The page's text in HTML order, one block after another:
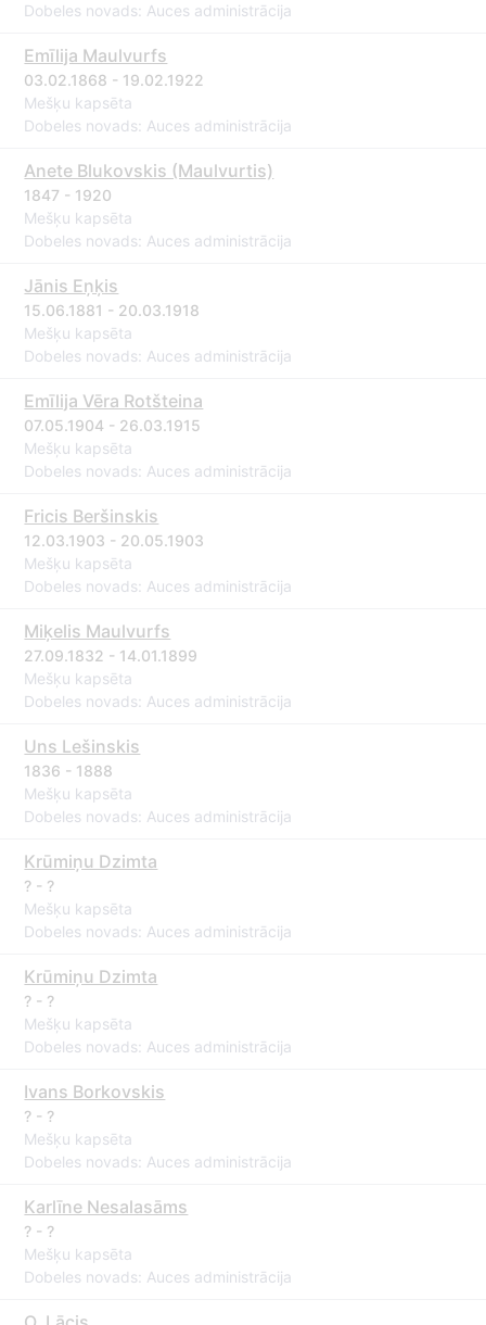
Dobeles novads: Auces administrācija
Emīlija Maulvurfs
03.02.1868 - 19.02.1922
Mešķu kapsēta
Dobeles novads: Auces administrācija
Anete Blukovskis (Maulvurtis)
1847 - 1920
Mešķu kapsēta
Dobeles novads: Auces administrācija
Jānis Eņķis
15.06.1881 - 20.03.1918
Mešķu kapsēta
Dobeles novads: Auces administrācija
Emīlija Vēra Rotšteina
07.05.1904 - 26.03.1915
Mešķu kapsēta
Dobeles novads: Auces administrācija
Fricis Beršinskis
12.03.1903 - 20.05.1903
Mešķu kapsēta
Dobeles novads: Auces administrācija
Miķelis Maulvurfs
27.09.1832 - 14.01.1899
Mešķu kapsēta
Dobeles novads: Auces administrācija
Uns Lešinskis
1836 - 1888
Mešķu kapsēta
Dobeles novads: Auces administrācija
Krūmiņu Dzimta
? - ?
Mešķu kapsēta
Dobeles novads: Auces administrācija
Krūmiņu Dzimta
? - ?
Mešķu kapsēta
Dobeles novads: Auces administrācija
Ivans Borkovskis
? - ?
Mešķu kapsēta
Dobeles novads: Auces administrācija
Karlīne Nesalasāms
? - ?
Mešķu kapsēta
Dobeles novads: Auces administrācija